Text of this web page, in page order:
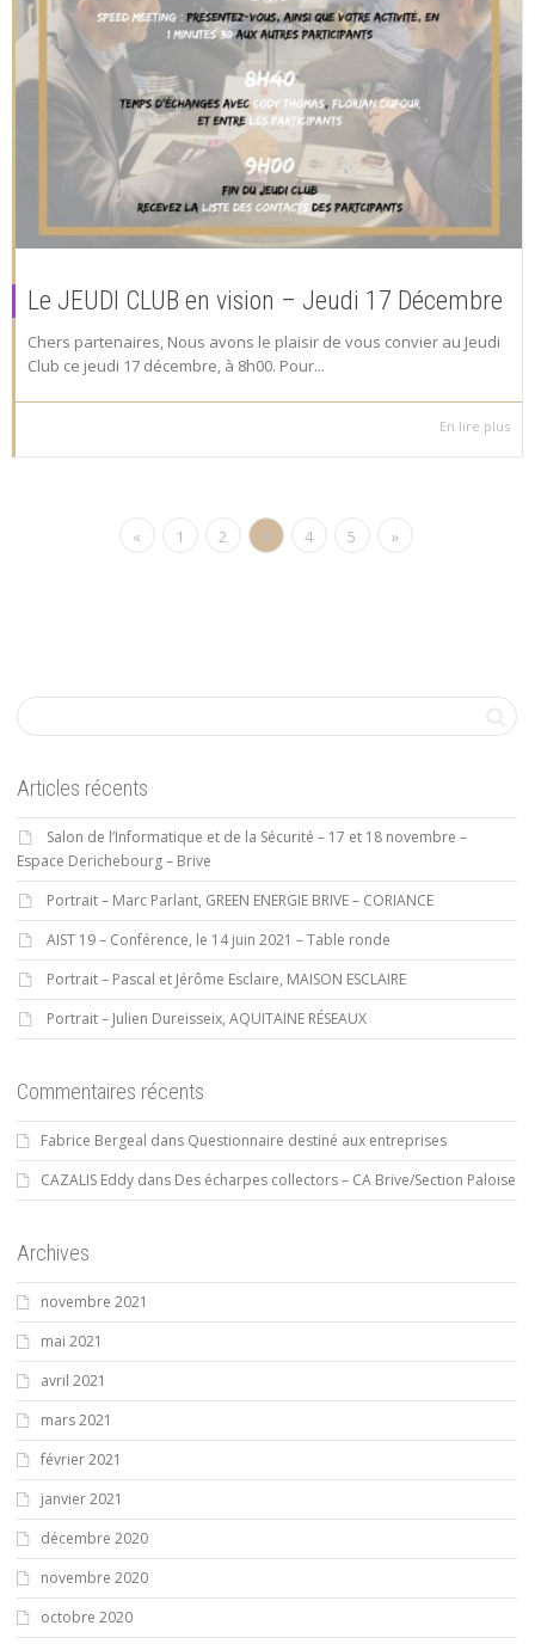
Le JEUDI CLUB en vision – Jeudi 17 Décembre
Chers partenaires, Nous avons le plaisir de vous convier au Jeudi
Club ce jeudi 17 décembre, à 8h00. Pour...
En lire plus
« 1 2 3 4 5 »
Articles récents
Salon de l’Informatique et de la Sécurité – 17 et 18 novembre –
Espace Derichebourg – Brive
Portrait – Marc Parlant, GREEN ENERGIE BRIVE – CORIANCE
AIST 19 – Conférence, le 14 juin 2021 – Table ronde
Portrait – Pascal et Jérôme Esclaire, MAISON ESCLAIRE
Portrait – Julien Dureisseix, AQUITAINE RÉSEAUX
Commentaires récents
Fabrice Bergeal dans Questionnaire destiné aux entreprises
CAZALIS Eddy dans Des écharpes collectors – CA Brive/Section Paloise
Archives
novembre 2021
mai 2021
avril 2021
mars 2021
février 2021
janvier 2021
décembre 2020
novembre 2020
octobre 2020